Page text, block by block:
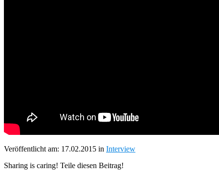
Veröffentlicht am: 17.02.2015 in Interview
Sharing is caring! Teile diesen Beitrag!